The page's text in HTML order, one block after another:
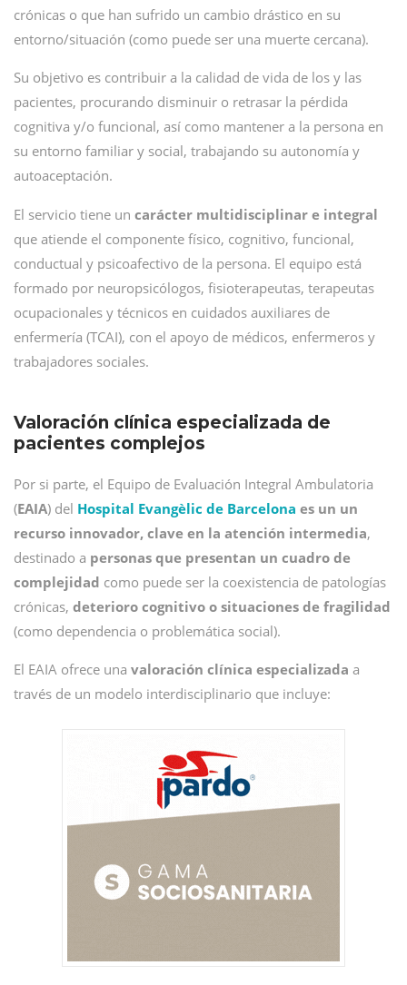
crónicas o que han sufrido un cambio drástico en su
entorno/situación (como puede ser una muerte cercana).
Su objetivo es contribuir a la calidad de vida de los y las
pacientes, procurando disminuir o retrasar la pérdida
cognitiva y/o funcional, así como mantener a la persona en
su entorno familiar y social, trabajando su autonomía y
autoaceptación.
El servicio tiene un carácter multidisciplinar e integral
que atiende el componente físico, cognitivo, funcional,
conductual y psicoafectivo de la persona. El equipo está
formado por neuropsicólogos, fisioterapeutas, terapeutas
ocupacionales y técnicos en cuidados auxiliares de
enfermería (TCAI), con el apoyo de médicos, enfermeros y
trabajadores sociales.
Valoración clínica especializada de
pacientes complejos
Por si parte, el Equipo de Evaluación Integral Ambulatoria
(EAIA) del Hospital Evangèlic de Barcelona es un un
recurso innovador, clave en la atención intermedia,
destinado a personas que presentan un cuadro de
complejidad como puede ser la coexistencia de patologías
crónicas, deterioro cognitivo o situaciones de fragilidad
(como dependencia o problemática social).
El EAIA ofrece una valoración clínica especializada a
través de un modelo interdisciplinario que incluye: